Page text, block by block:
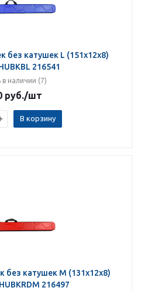
без катушек L (151х12х8)
216541
в наличии (7)
руб./шт
В корзину
без катушек M (131х12х8)
216497